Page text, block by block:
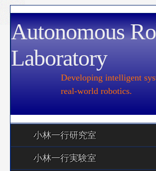
Autonomous
Laboratory
Developing intelligent
real-world robotics.
小林一行研究室
小林一行実験室